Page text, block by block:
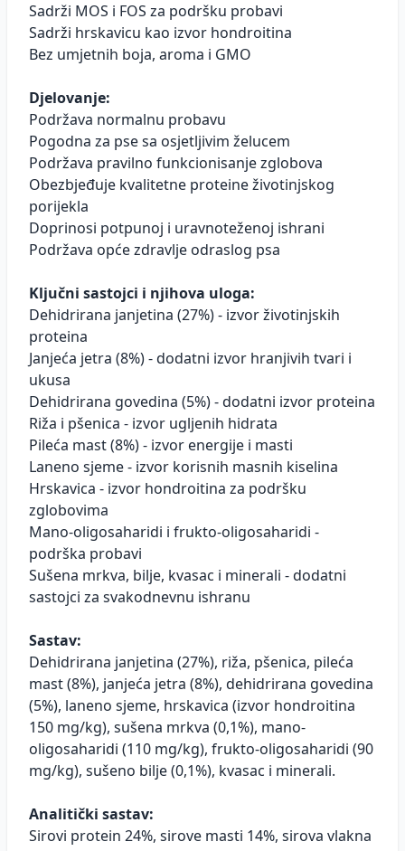
Sadrži MOS i FOS za podršku probavi
Sadrži hrskavicu kao izvor hondroitina
Bez umjetnih boja, aroma i GMO
Djelovanje:
Podržava normalnu probavu
Pogodna za pse sa osjetljivim želucem
Podržava pravilno funkcionisanje zglobova
Obezbjeđuje kvalitetne proteine životinjskog
porijekla
Doprinosi potpunoj i uravnoteženoj ishrani
Podržava opće zdravlje odraslog psa
Ključni sastojci i njihova uloga:
Dehidrirana janjetina (27%) - izvor životinjskih
proteina
Janjeća jetra (8%) - dodatni izvor hranjivih tvari i
ukusa
Dehidrirana govedina (5%) - dodatni izvor proteina
Riža i pšenica - izvor ugljenih hidrata
Pileća mast (8%) - izvor energije i masti
Laneno sjeme - izvor korisnih masnih kiselina
Hrskavica - izvor hondroitina za podršku
zglobovima
Mano-oligosaharidi i frukto-oligosaharidi -
podrška probavi
Sušena mrkva, bilje, kvasac i minerali - dodatni
sastojci za svakodnevnu ishranu
Sastav:
Dehidrirana janjetina (27%), riža, pšenica, pileća
mast (8%), janjeća jetra (8%), dehidrirana govedina
(5%), laneno sjeme, hrskavica (izvor hondroitina
150 mg/kg), sušena mrkva (0,1%), mano-
oligosaharidi (110 mg/kg), frukto-oligosaharidi (90
mg/kg), sušeno bilje (0,1%), kvasac i minerali.
Analitički sastav:
Sirovi protein 24%, sirove masti 14%, sirova vlakna